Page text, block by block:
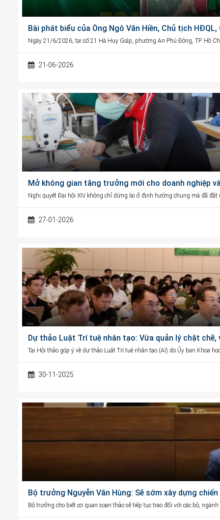
Bài phát biểu của Ông Ngô Văn Hiền, Chủ tịch
Ngày 21/6/2026, tại số 21 Hà Huy Giáp, phường An Phú Đông, TP. Hồ
21-06-2026
Mở không gian tăng trưởng mới cho doanh nghiệp
Nghị quyết Đại hội XIV không chỉ dừng lại ở định hướng chung mà đã đặt
27-01-2026
Dự thảo Luật Trí tuệ nhân tạo: Vừa quản lý chặt
Tại Hội thảo góp ý về dự thảo Luật Trí tuệ nhân tạo (AI) do Ủy ban Khoa
30-11-2025
Bộ trưởng Nguyễn Văn Hùng: Sẽ sớm xây dựng
Bộ trưởng cho biết cơ quan soạn thảo sẽ tiếp tục trao đổi với các bộ,